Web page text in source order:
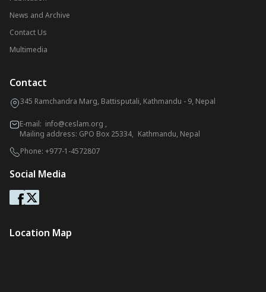
News and Archive
Contact Us
Multimedia
Contact
345 Ramchandra Marg, Battisputali, Kathmandu - 9, Nepal
E-mail: info@ceslam.org ,
Mailing address: GPO Box 25334, Kathmandu, Nepal
Phone: +977-1-4572807
Social Media
Location Map